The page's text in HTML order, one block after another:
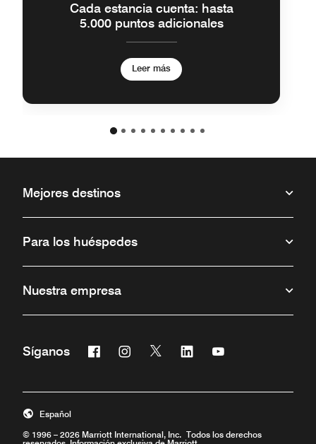
Cada estancia cuenta: hasta
5.000 puntos adicionales
Leer más
Mejores destinos
Para los huéspedes
Nuestra empresa
Síganos Facebook
Abre una ventana nueva
Instagram
Abre una ventana nueva
Twitter
Abre una ventana nueva
Linkedin
Abre una ventana nueva
Abre una ventana
© 1996 – 2026 Marriott International, Inc. Todos los derechos
Español